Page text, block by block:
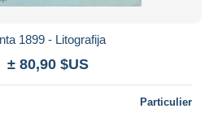
1899 - Litografija
± 80,90 $US
Particulier